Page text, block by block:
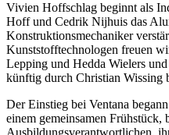
Vivien Hoffschlag beginnt als
Hoff und Cedrik Nijhuis das
Konstruktionsmechaniker
Kunststofftechnologen freuen
Lepping und Hedda Wielers
künftig durch Christian Wissing
Der Einstieg bei Ventana
einem gemeinsamen Frühstück,